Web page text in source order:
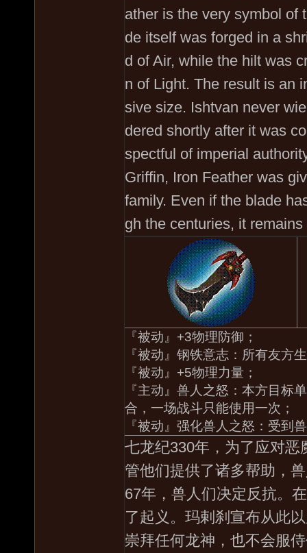
ather is the very symbol of
de itself was forged in a
d of Air, while the hilt was
n of Light. The result is an
sive size. Ishtvan never
dered shortly after it was
spectful of imperial
Griffin, Iron Feather was
family. Even if the blade
gh the centuries, it
『被动』+3物理防御；
『被动』钢铁意志：所有友方
『被动』+5物理力量；
『主动』兽人之怒：本方目标
合，一场战斗只能使用一次；
『被动』强化兽人之怒：受到
七龙纪330年，为了应对
管他们提供了诸多帮助，
67年，兽人们决定反抗。
了起义。玛剌刹宣布从此
崇拜任何龙神，也不会服